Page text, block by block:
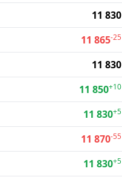
11 830
11 865-25
11 830
11 850+10
11 830+5
11 870-55
11 830+5